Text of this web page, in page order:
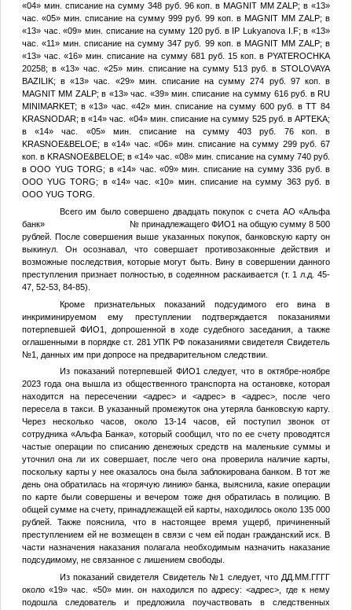
«04» мин. списание на сумму 348 руб. 96 коп. в MAGNIT MM ZALP; в «13»
час. «05» мин. списание на сумму 999 руб. 99 коп. в MAGNIT MM ZALP; в
«13» час. «09» мин. списание на сумму 120 руб. в IP Lukyanova I.F; в «13»
час. «11» мин. списание на сумму 347 руб. 99 коп. в MAGNIT MM ZALP; в
«13» час. «16» мин. списание на сумму 681 руб. 15 коп. в PYATEROCHKA
20258; в «13» час. «25» мин. списание на сумму 513 руб. в STOLOVAYA
BAZILIK; в «13» час. «29» мин. списание на сумму 274 руб. 97 коп. в
MAGNIT MM ZALP; в «13» час. «39» мин. списание на сумму 616 руб. в RU
MINIMARKET; в «13» час. «42» мин. списание на сумму 600 руб. в TT 84
KRASNODAR; в «14» час. «04» мин. списание на сумму 525 руб. в APTEKA;
в «14» час. «05» мин. списание на сумму 403 руб. 76 коп. в
KRASNOE&BELOE; в «14» час. «06» мин. списание на сумму 299 руб. 67
коп. в KRASNOE&BELOE; в «14» час. «08» мин. списание на сумму 740 руб.
в OOO YUG TORG; в «14» час. «09» мин. списание на сумму 336 руб. в
OOO YUG TORG; в «14» час. «10» мин. списание на сумму 363 руб. в
OOO YUG TORG.
Всего им было совершено двадцать покупок с счета АО «Альфа
банк» № принадлежащегоФИО1 на общую сумму 8 500
рублей. После совершения выше указанных покупок, банковскую карту он
выкинул. Он осознавал, что совершает противозаконные действия и
возможные последствия, которые могут быть. Вину в совершении данного
преступления признает полностью, в содеянном раскаивается (т. 1 л.д. 45-
47, 52-53, 84-85).
Кроме признательных показаний подсудимого его вина в
инкриминируемом ему преступлении подтверждается показаниями
потерпевшей ФИО1
, допрошенной в ходе судебного заседания, а также
оглашенными в порядке ст. 281 УПК РФ показаниями свидетеляСвидетель
№1
, данных им при допросе на предварительном следствии.
Из показаний потерпевшей ФИО1 следует, что в октябре-ноябре
2023 года она вышла из общественного транспорта на остановке, которая
находится на пересечении <адрес>и <адрес>в <адрес>, после чего
пересела в такси. В указанный промежуток она утеряла банковскую карту.
Через несколько часов, около 13-14 часов, ей поступил звонок от
сотрудника «Альфа Банка», который сообщил, что по ее счету проводятся
частые операции по списанию денежных средств на маленькие суммы и
уточнил она ли их совершает, после чего она проверила наличие карты,
поскольку карты у нее оказалось она была заблокирована банком. В тот же
день она обратилась на «горячую линию» банка, выяснила, какие операции
по карте были совершены и вечером тоже дня обратилась в полицию. В
общей сумме на счету, принадлежащей ей карты, находилось около 135 000
рублей. Также пояснила, что в настоящее время ущерб, причиненный
преступлением ей не возмещен в связи с чем ей подан гражданский иск. В
части назначения наказания полагала необходимым назначить наказание
подсудимому, не связанное с лишением свободы.
Из показаний свидетеля Свидетель №1 следует, что ДД.ММ.ГГГГ
около «19» час. «50» мин. он находился по адресу:<адрес> , где к нему
подошла следователь и предложила поучаствовать в следственных